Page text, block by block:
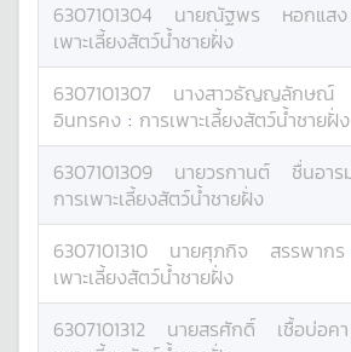
6307101304 นายณัฐพร หอกแสง
เพาะเลี้ยงสัตว์น้ำชายฝั่ง
6307101307 นางสาวธัญญลักษณ์
อินทรคง : การเพาะเลี้ยงสัตว์น้ำชายฝั่ง
6307101309 นายวรกานต์ ชื่นอาร
การเพาะเลี้ยงสัตว์น้ำชายฝั่ง
6307101310 นายศุภกิจ สรรพากร
เพาะเลี้ยงสัตว์น้ำชายฝั่ง
6307101312 นายสรศักดิ์ เชื้อบ่อคา